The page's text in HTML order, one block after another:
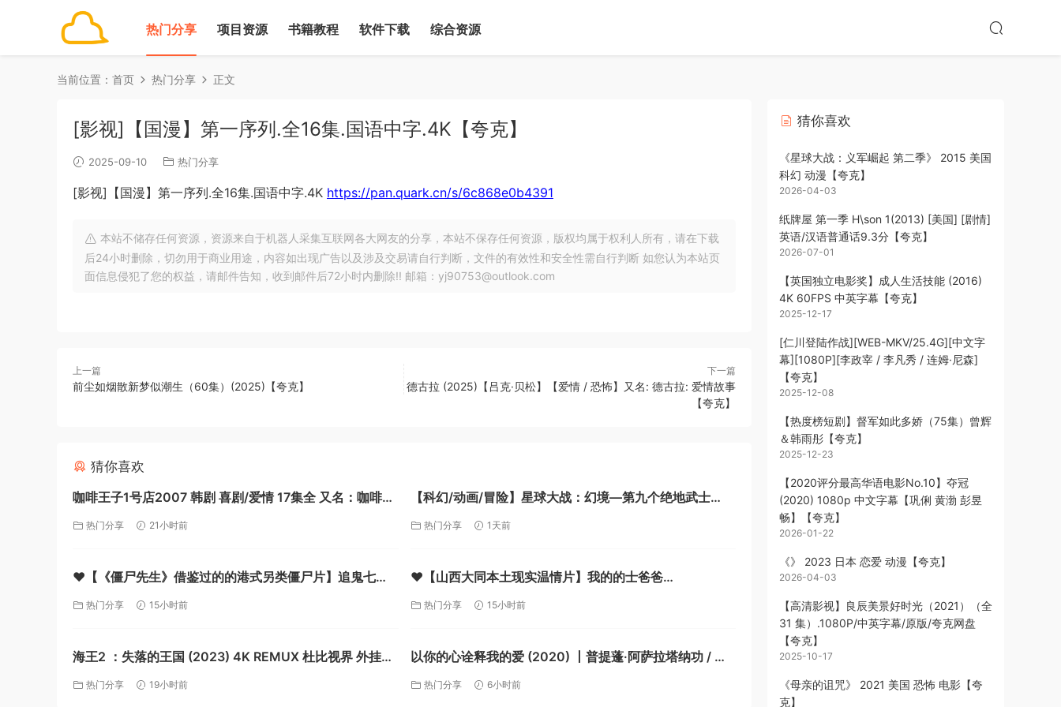
热门分享 项目资源 书籍教程 软件下载 综合资源
当前位置： 首页 热门分享 正文
[影视]【国漫】第一序列.全16集.国语中字.4K【夸克】
2025-09-10 热门分享
[影视]【国漫】第一序列.全16集.国语中字.4K https://pan.quark.cn/s/6c868e0b4391
本站不储存任何资源，资源来自于机器人采集互联网各大网友的分享，本站不保存任何资源，版权均属于权利人所有，请在下载
后24小时删除，切勿用于商业用途，内容如出现广告以及涉及交易请自行判断，文件的有效性和安全性需自行判断 如您认为本站页
面信息侵犯了您的权益，请邮件告知，收到邮件后72小时内删除!! 邮箱：yj90753@outlook.com
上一篇
前尘如烟散新梦似潮生（60集）(2025)【夸克】
下一篇
德古拉 (2025)【吕克·贝松】【爱情 / 恐怖】又名: 德古拉: 爱情故事
【夸克】
猜你喜欢
咖啡王子1号店2007 韩剧 喜剧/爱情 17集全 又名：咖啡王
子一号店 【夸克】
热门分享 21小时前
【科幻/动画/冒险】星球大战：幻境—第九个绝地武士
(2026) 1080P高码率 英语中字 8集全【夸克】
热门分享 1天前
❤️【《僵尸先生》借鉴过的的港式另类僵尸片】追鬼七雄
(珍藏版)【1983】蓝光原盘1080P [外挂中字] [17.6G]
热门分享 15小时前
❤️【山西大同本土现实温情片】我的的士爸爸
MyTaxiDad【2025公映】BD1080P [国语中字] [2.3G]
热门分享 15小时前
海王2 ：失落的王国 (2023) 4K REMUX 杜比视界 外挂字
幕【夸克】
热门分享 19小时前
以你的心诠释我的爱 (2020) 丨普提蓬·阿萨拉塔纳功 / 克
里特·安努艾德奇康主演丨剧情 / 爱情丨泰剧丨豆瓣9.3分丨
热门分享 6小时前
猜你喜欢
《星球大战：义军崛起 第二季》 2015 美国
科幻 动漫【夸克】
2026-04-03
纸牌屋 第一季 H\son 1(2013) [美国] [剧情]
英语/汉语普通话9.3分【夸克】
2026-07-01
【英国独立电影奖】成人生活技能 (2016)
4K 60FPS 中英字幕【夸克】
2025-12-17
[仁川登陆作战][WEB-MKV/25.4G][中文字
幕][1080P][李政宰 / 李凡秀 / 连姆·尼森]
【夸克】
2025-12-08
【热度榜短剧】督军如此多娇（75集）曾辉
＆韩雨彤【夸克】
2025-12-23
【2020评分最高华语电影No.10】夺冠
(2020) 1080p 中文字幕【巩俐 黄渤 彭昱
畅】【夸克】
2026-01-22
《》 2023 日本 恋爱 动漫【夸克】
2026-04-03
【高清影视】良辰美景好时光（2021）（全
31 集）.1080P/中英字幕/原版/夸克网盘
【夸克】
2025-10-17
《母亲的诅咒》 2021 美国 恐怖 电影【夸
克】